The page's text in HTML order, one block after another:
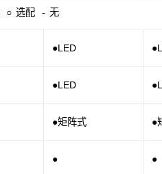
○ 选配 - 无
●LED
●LED
●矩阵式 ●
● ●